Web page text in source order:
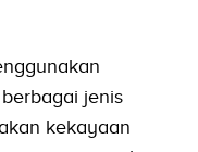
jenis
kekayaan